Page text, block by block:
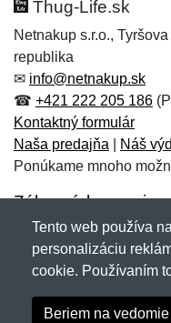
Thug-Life.sk
Netnakup s.r.o.,
republika
✉ info@netnakup.sk
☎ +421 222 205 186
Kontaktný formulár
Naša predajňa
Náš
Ponúkame mnoho
Zákaznícky servis
Novinky emailom
Copyright © 2007-
Tento web používa
personalizáciu
cookie. Používaním
Beriem na vedomie